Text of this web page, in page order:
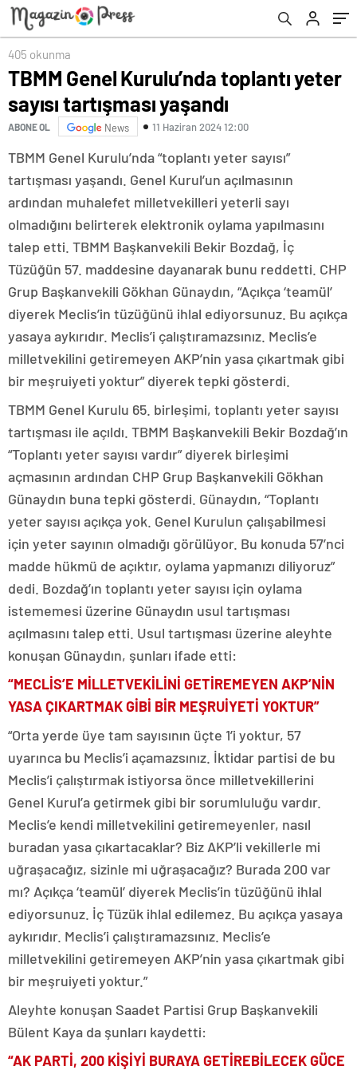
405 okunma
TBMM Genel Kurulu’nda toplantı yeter
sayısı tartışması yaşandı
ABONE OL News 11 Haziran 2024 12:00
TBMM Genel Kurulu’nda “toplantı yeter sayısı”
tartışması yaşandı. Genel Kurul’un açılmasının
ardından muhalefet milletvekilleri yeterli sayı
olmadığını belirterek elektronik oylama yapılmasını
talep etti. TBMM Başkanvekili Bekir Bozdağ, İç
Tüzüğün 57. maddesine dayanarak bunu reddetti. CHP
Grup Başkanvekili Gökhan Günaydın, “Açıkça ‘teamül’
diyerek Meclis’in tüzüğünü ihlal ediyorsunuz. Bu açıkça
yasaya aykırıdır. Meclis’i çalıştıramazsınız. Meclis’e
milletvekilini getiremeyen AKP’nin yasa çıkartmak gibi
bir meşruiyeti yoktur” diyerek tepki gösterdi.
TBMM Genel Kurulu 65. birleşimi, toplantı yeter sayısı
tartışması ile açıldı. TBMM Başkanvekili Bekir Bozdağ’ın
“Toplantı yeter sayısı vardır” diyerek birleşimi
açmasının ardından CHP Grup Başkanvekili Gökhan
Günaydın buna tepki gösterdi. Günaydın, “Toplantı
yeter sayısı açıkça yok. Genel Kurulun çalışabilmesi
için yeter sayının olmadığı görülüyor. Bu konuda 57’nci
madde hükmü de açıktır, oylama yapmanızı diliyoruz”
dedi. Bozdağ’ın toplantı yeter sayısı için oylama
istememesi üzerine Günaydın usul tartışması
açılmasını talep etti. Usul tartışması üzerine aleyhte
konuşan Günaydın, şunları ifade etti:
“MECLİS’E MİLLETVEKİLİNİ GETİREMEYEN AKP’NİN
YASA ÇIKARTMAK GİBİ BİR MEŞRUİYETİ YOKTUR”
“Orta yerde üye tam sayısının üçte 1’i yoktur, 57
uyarınca bu Meclis’i açamazsınız. İktidar partisi de bu
Meclis’i çalıştırmak istiyorsa önce milletvekillerini
Genel Kurul’a getirmek gibi bir sorumluluğu vardır.
Meclis’e kendi milletvekilini getiremeyenler, nasıl
buradan yasa çıkartacaklar? Biz AKP’li vekillerle mi
uğraşacağız, sizinle mi uğraşacağız? Burada 200 var
mı? Açıkça ‘teamül’ diyerek Meclis’in tüzüğünü ihlal
ediyorsunuz. İç Tüzük ihlal edilemez. Bu açıkça yasaya
aykırıdır. Meclis’i çalıştıramazsınız. Meclis’e
milletvekilini getiremeyen AKP’nin yasa çıkartmak gibi
bir meşruiyeti yoktur.”
Aleyhte konuşan Saadet Partisi Grup Başkanvekili
Bülent Kaya da şunları kaydetti:
“AK PARTİ, 200 KİŞİYİ BURAYA GETİREBİLECEK GÜCE